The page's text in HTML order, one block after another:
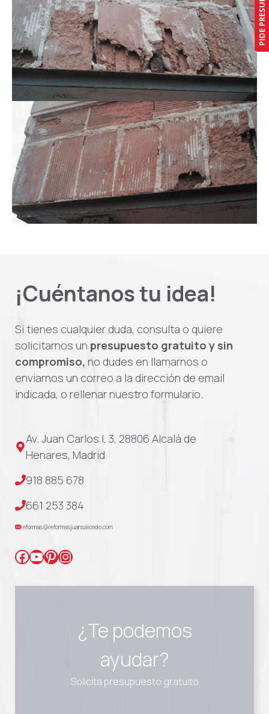
¡Cuéntanos tu idea!
Si tienes cualquier duda, consulta o quiere
solicitarnos un presupuesto gratuito y sin
compromiso, no dudes en llamarnos o
enviarnos un correo a la dirección de email
indicada, o rellenar nuestro formulario.
Av. Juan Carlos I, 3, 28806 Alcalá de
Henares, Madrid
918 885 678
661 253 384
reformas@reformasjuansalcedo.com
Facebook
YouTube
Pinterest
Instagram
¿Te podemos
ayudar?
Solicita presupuesto gratuito